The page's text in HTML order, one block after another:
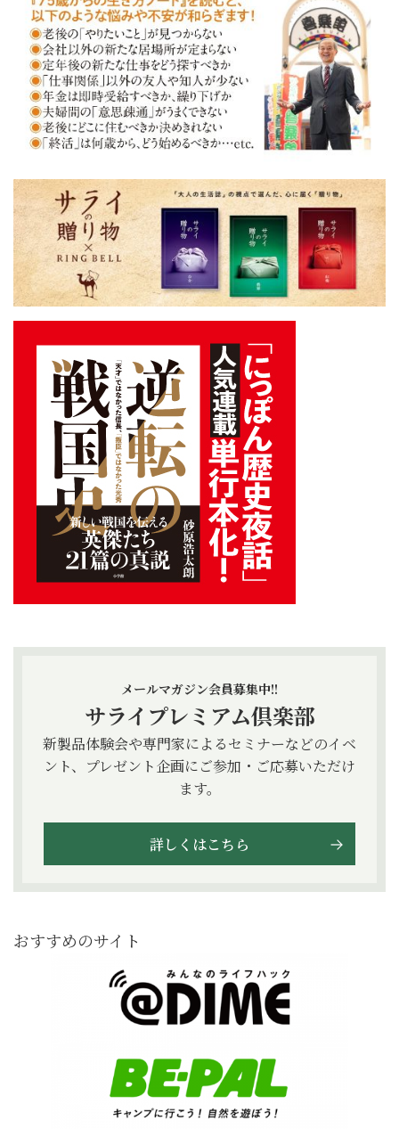
メールマガジン会員募集中!!
サライプレミアム倶楽部
新製品体験会や専門家によるセミナーなどのイベ
ント、プレゼント企画にご参加・ご応募いただけ
ます。
詳しくはこちら
おすすめのサイト